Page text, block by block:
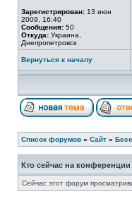
Зарегистрирован: 13 июн
2009, 16:40
Сообщения: 50
Откуда: Украина,
Днепропетровск
Вернуться к началу
Список форумов » Сайт »
Кто сейчас на конференции
Сейчас этот форум